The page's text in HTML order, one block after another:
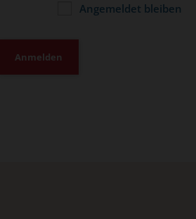
Angemeldet bleiben
Anmelden